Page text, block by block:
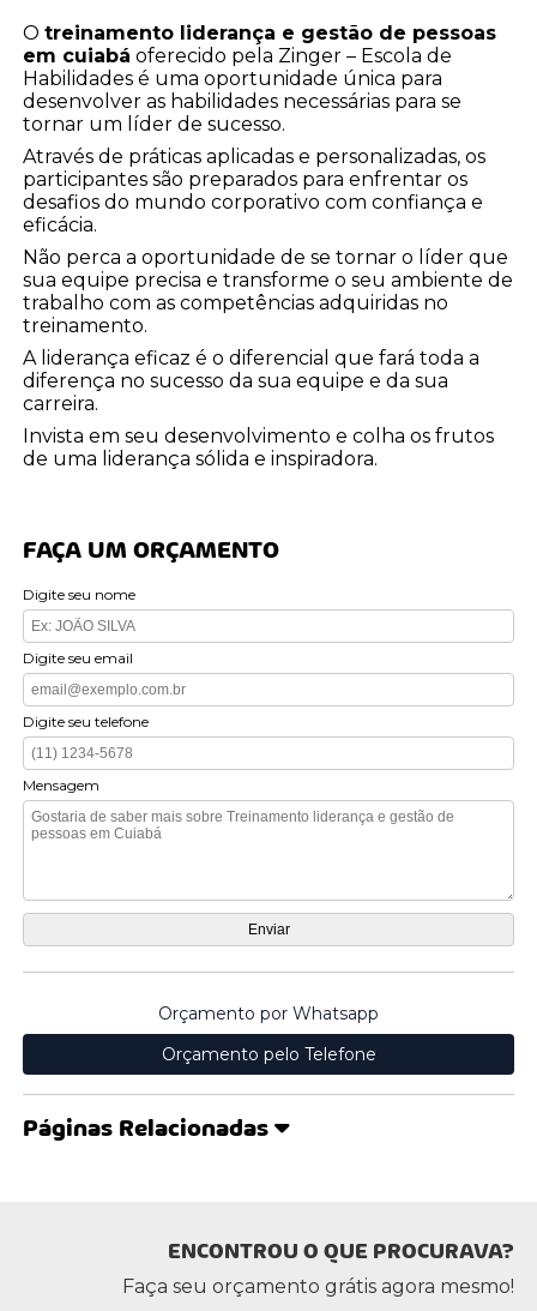
Otreinamento liderança e gestão de pessoas
em cuiabá oferecido pela Zinger – Escola de
Habilidades é uma oportunidade única para
desenvolver as habilidades necessárias para se
tornar um líder de sucesso.
Através de práticas aplicadas e personalizadas, os
participantes são preparados para enfrentar os
desafios do mundo corporativo com confiança e
eficácia.
Não perca a oportunidade de se tornar o líder que
sua equipe precisa e transforme o seu ambiente de
trabalho com as competências adquiridas no
treinamento.
A liderança eficaz é o diferencial que fará toda a
diferença no sucesso da sua equipe e da sua
carreira.
Invista em seu desenvolvimento e colha os frutos
de uma liderança sólida e inspiradora.
FAÇA UM ORÇAMENTO
Digite seu nome
Digite seu email
Digite seu telefone
Mensagem
Orçamento por Whatsapp
Orçamento pelo Telefone
Páginas Relacionadas
ENCONTROU O QUE PROCURAVA?
Faça seu orçamento grátis agora mesmo!